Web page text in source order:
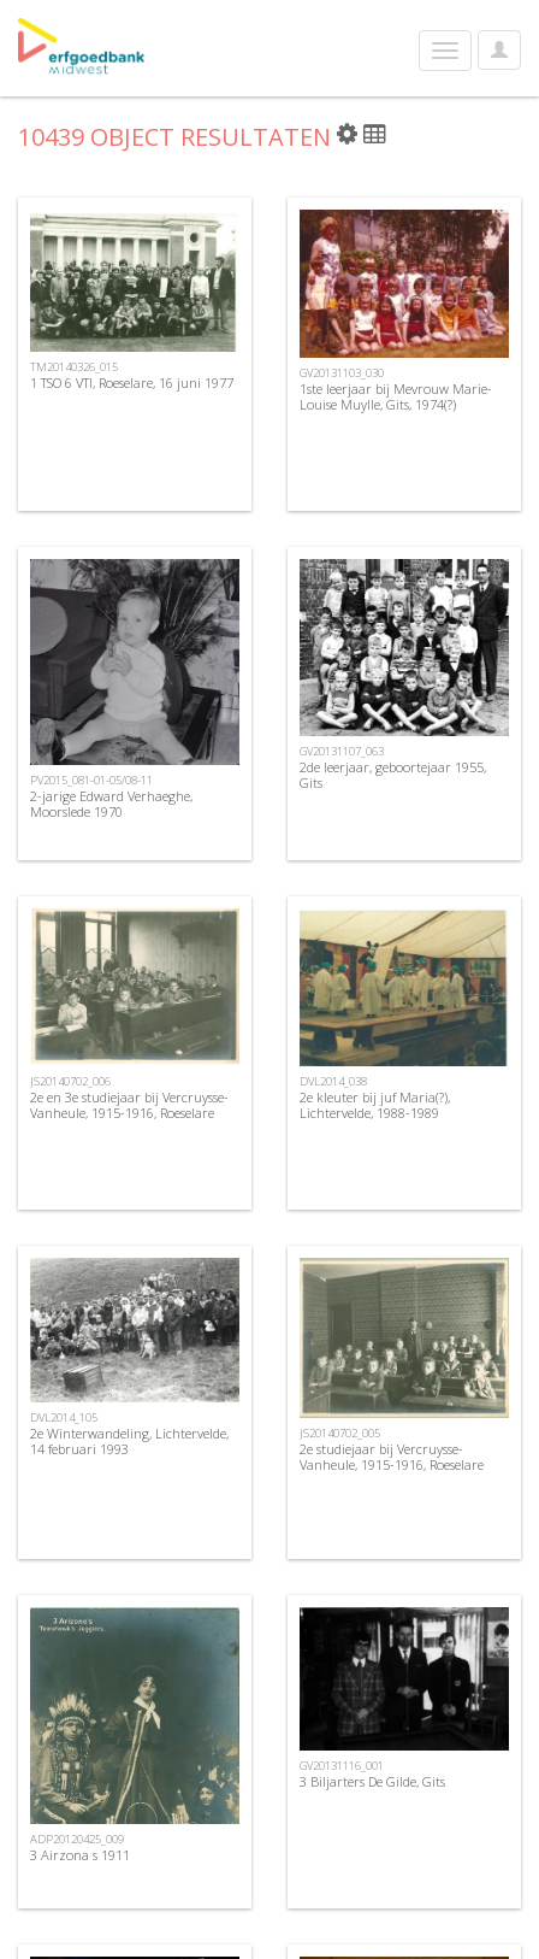
User
Toggle
navigation
10439 OBJECT RESULTATEN
TM20140326_015
1 TSO 6 VTI, Roeselare, 16 juni 1977
GV20131103_030
1ste leerjaar bij Mevrouw Marie-
Louise Muylle, Gits, 1974(?)
PV2015_081-01-05/08-11
2-jarige Edward Verhaeghe,
Moorslede 1970
GV20131107_063
2de leerjaar, geboortejaar 1955,
Gits
JS20140702_006
2e en 3e studiejaar bij Vercruysse-
Vanheule, 1915-1916, Roeselare
DVL2014_038
2e kleuter bij juf Maria(?),
Lichtervelde, 1988-1989
DVL2014_105
2e Winterwandeling, Lichtervelde,
14 februari 1993
JS20140702_005
2e studiejaar bij Vercruysse-
Vanheule, 1915-1916, Roeselare
ADP20120425_009
3 Airzona s 1911
GV20131116_001
3 Biljarters De Gilde, Gits